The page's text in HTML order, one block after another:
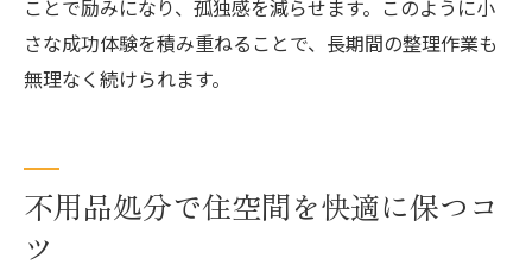
ことで励みになり、孤独感を減らせます。このように小
さな成功体験を積み重ねることで、長期間の整理作業も
無理なく続けられます。
不用品処分で住空間を快適に保つコ
ツ